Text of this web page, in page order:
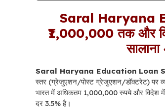
Saral Haryana
₹1,000,000 तक और
Saral Haryana Education Loan
स्तर (ग्रेजुएशन/पोस्ट ग्रेजुएशन/डॉक्टरेट) पर
भारत में अधिकतम 1,000,000 रुपये और विदेश में
दर 3.5% है।